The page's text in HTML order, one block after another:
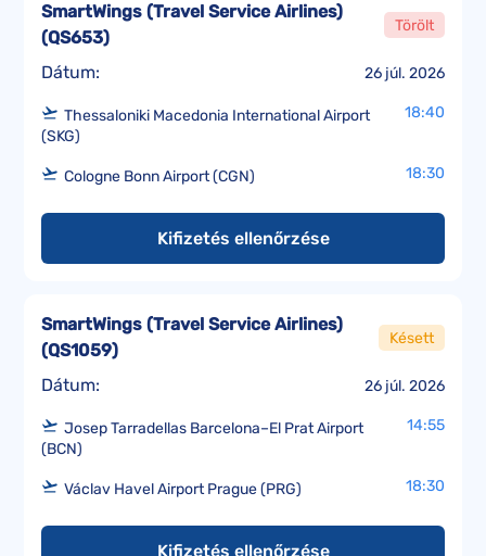
Dátum: 26 júl. 2026
SmartWings (Travel Service Airlines)
(QS653)
Törölt
Thessaloniki Macedonia International Airport
(SKG)
18:40
Cologne Bonn Airport (CGN) 18:30
Kifizetés ellenőrzése
Dátum: 26 júl. 2026
SmartWings (Travel Service Airlines)
(QS1059)
Késett
Josep Tarradellas Barcelona–El Prat Airport
(BCN)
14:55
Václav Havel Airport Prague (PRG) 18:30
Kifizetés ellenőrzése